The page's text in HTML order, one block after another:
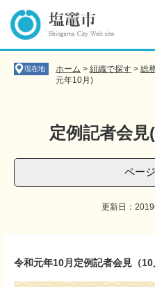
の
ー
現在地 ホーム > 組織で探す > 総
元年10月)
定例記者会
ペー
更新日：
令和元年10月定例記者会見（10